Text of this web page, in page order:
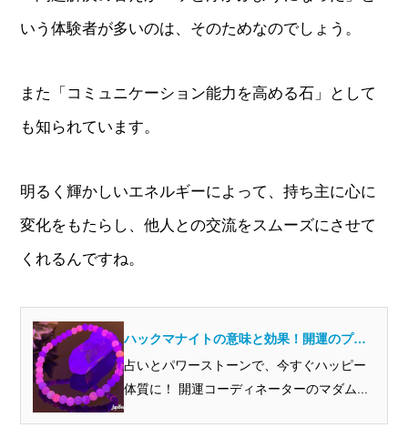
いう体験者が多いのは、そのためなのでしょう。
また「コミュニケーション能力を高める石」として
も知られています。
明るく輝かしいエネルギーによって、持ち主に心に
変化をもたらし、他人との交流をスムーズにさせて
くれるんですね。
ハックマナイトの意味と効果！開運のプロ
から見るとどんな石？
占いとパワーストーンで、今すぐハッピー
体質に！ 開運コーディネーターのマダム...